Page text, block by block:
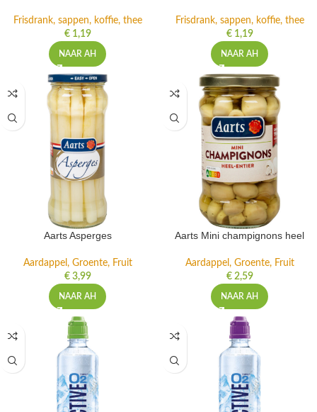
Frisdrank, sappen, koffie, thee
€1,19
NAAR AH
Frisdrank, sappen, koffie, thee
€1,19
NAAR AH
Aarts Asperges
Aardappel, Groente, Fruit
€3,99
NAAR AH
Aarts Mini champignons heel
Aardappel, Groente, Fruit
€2,59
NAAR AH